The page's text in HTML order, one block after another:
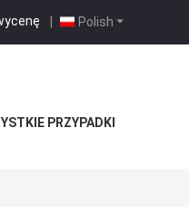
Polish
|
PRZYPADKI